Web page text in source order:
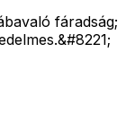
fáradság;